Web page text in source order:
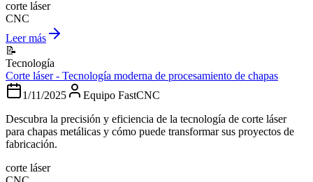
corte láser
CNC
Leer más
📝
Tecnología
Corte láser - Tecnología moderna de procesamiento de chapas
1/11/2025
Equipo FastCNC
Descubra la precisión y eficiencia de la tecnología de corte láser
para chapas metálicas y cómo puede transformar sus proyectos de
fabricación.
corte láser